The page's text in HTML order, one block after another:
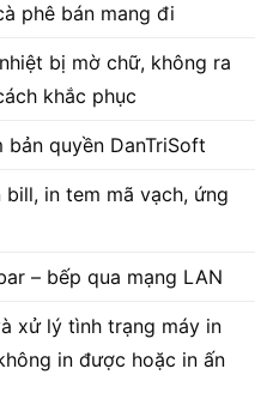
phê bán mang đi
bị mờ chữ, không ra
khắc phục
quyền DanTriSoft
in tem mã vạch, ứng
– bếp qua mạng LAN
xử lý tình trạng máy in
in được hoặc in ấn